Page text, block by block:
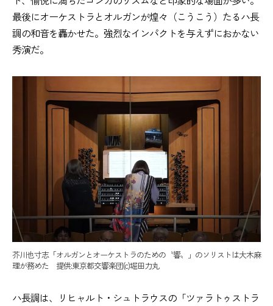
最後にオーケストラとオルガンが煌々（こうこう）たるハ長
調の和音を轟かせた。強烈なインパクトを与えずにおかない
秀演だ。
芥川也寸志「オルガンとオーケストラのための〝響〟」のソリストは大木麻
理が務めた 提供:東京都交響楽団(c)堀田力丸
ハ長調は、リヒャルト・シュトラウスの「ツァラトゥストラ